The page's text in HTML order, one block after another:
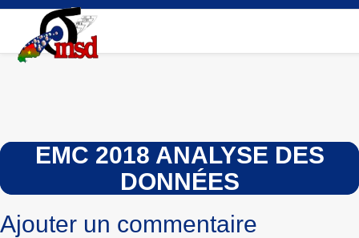
Aller
contenu
principal
EMC 2018 ANALYSE DES
DONNÉES
Ajouter un commentaire